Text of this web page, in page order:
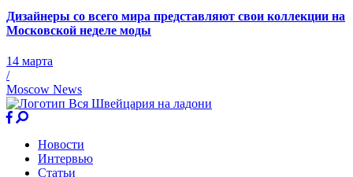
Дизайнеры со всего мира представляют свои коллекции на
Московской неделе моды
14 марта
/
Moscow News
Новости
Интервью
Статьи